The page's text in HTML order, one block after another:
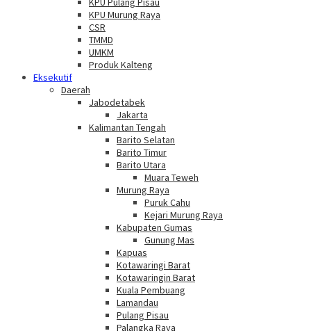
KPU Murung Raya
CSR
TMMD
UMKM
Produk Kalteng
Eksekutif
Daerah
Jabodetabek
Jakarta
Kalimantan Tengah
Barito Selatan
Barito Timur
Barito Utara
Muara Teweh
Murung Raya
Puruk Cahu
Kejari Murung Raya
Kabupaten Gumas
Gunung Mas
Kapuas
Kotawaringi Barat
Kotawaringin Barat
Kuala Pembuang
Lamandau
Pulang Pisau
Palangka Raya